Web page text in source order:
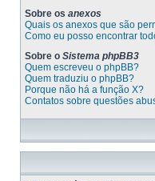
Sobre os anexos
Quais os anexos que são
Como eu posso encontrar
Sobre o Sistema phpBB3
Quem escreveu o phpBB?
Quem traduziu o phpBB?
Porque não há a função X?
Contatos sobre questões